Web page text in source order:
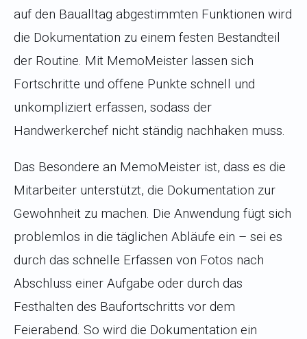
auf den Baualltag abgestimmten Funktionen wird
die Dokumentation zu einem festen Bestandteil
der Routine. Mit MemoMeister lassen sich
Fortschritte und offene Punkte schnell und
unkompliziert erfassen, sodass der
Handwerkerchef nicht ständig nachhaken muss.
Das Besondere an MemoMeister ist, dass es die
Mitarbeiter unterstützt, die Dokumentation zur
Gewohnheit zu machen. Die Anwendung fügt sich
problemlos in die täglichen Abläufe ein – sei es
durch das schnelle Erfassen von Fotos nach
Abschluss einer Aufgabe oder durch das
Festhalten des Baufortschritts vor dem
Feierabend. So wird die Dokumentation ein